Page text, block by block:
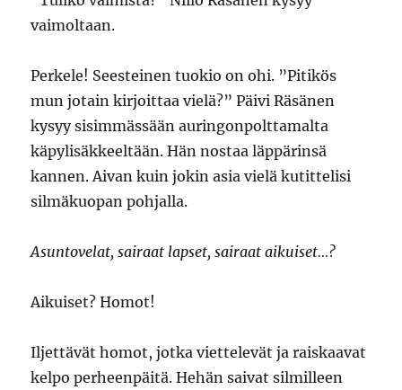
vaimoltaan.
Perkele! Seesteinen tuokio on ohi. ”Pitikös
mun jotain kirjoittaa vielä?” Päivi Räsänen
kysyy sisimmässään auringonpolttamalta
käpylisäkkeeltään. Hän nostaa läppärinsä
kannen. Aivan kuin jokin asia vielä kutittelisi
silmäkuopan pohjalla.
Asuntovelat, sairaat lapset, sairaat aikuiset…?
Aikuiset? Homot!
Iljettävät homot, jotka viettelevät ja raiskaavat
kelpo perheenpäitä. Hehän saivat silmilleen